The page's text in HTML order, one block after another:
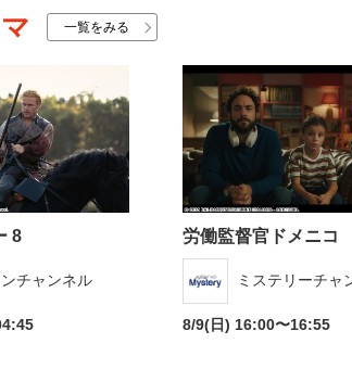
しむWebマガジン
メ・キッズ
音楽
一覧をみる
8
チャンネル
労働監督官ドメニコ
ミステリーチャ
8/9(日) 16:00〜16:55